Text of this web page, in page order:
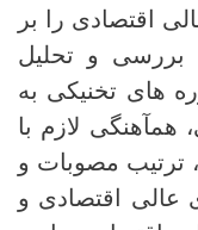
اقتصادی را بر
بررسی و تحلیل
های تخنیکی به
لازم با
ترتیب مصوبات و
عالی اقتصادی و